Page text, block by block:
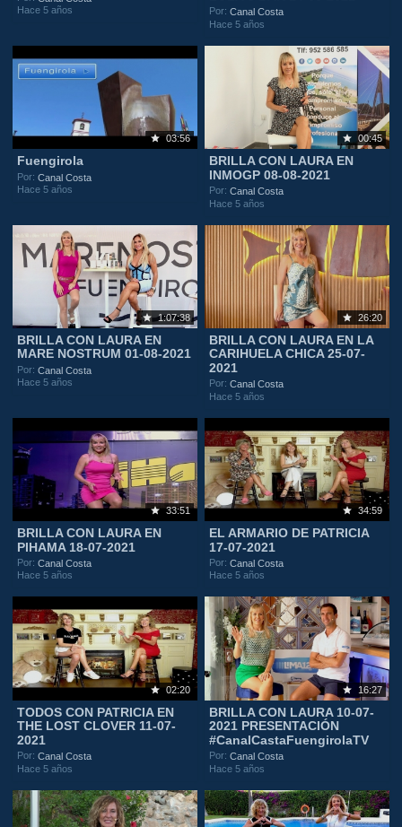
Hace 5 años
Por:Canal Costa
Hace 5 años
03:56
Fuengirola
Por:Canal Costa
Hace 5 años
00:45
BRILLA CON LAURA EN
INMOGP 08-08-2021
Por:Canal Costa
Hace 5 años
1:07:38
BRILLA CON LAURA EN
MARE NOSTRUM 01-08-2021
Por:Canal Costa
Hace 5 años
26:20
BRILLA CON LAURA EN LA
CARIHUELA CHICA 25-07-
2021
Por:Canal Costa
Hace 5 años
33:51
BRILLA CON LAURA EN
PIHAMA 18-07-2021
Por:Canal Costa
Hace 5 años
34:59
EL ARMARIO DE PATRICIA
17-07-2021
Por:Canal Costa
Hace 5 años
02:20
TODOS CON PATRICIA EN
THE LOST CLOVER 11-07-
2021
Por:Canal Costa
Hace 5 años
16:27
BRILLA CON LAURA 10-07-
2021 PRESENTACIÓN
#CanalCastaFuengirolaTV
Por:Canal Costa
Hace 5 años